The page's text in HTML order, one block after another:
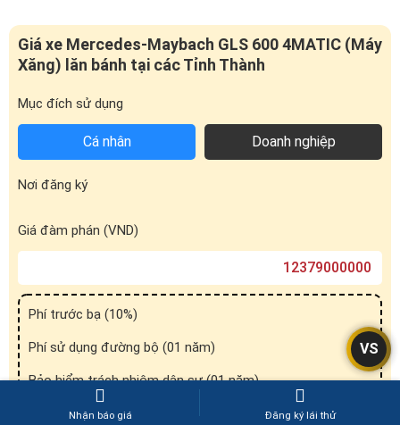
Xăng) lăn bánh tại các Tỉnh Thành
Mục đích sử dụng
Cá nhân
Nơi đăng ký
Giá đàm phán (VND)
Phí sử dụng đường bộ (01 năm)
Bảo hiểm trách nhiệm dân sự (01 năm)
Phí đăng ký biển số
Phí đăng kiểm
VS
Nhận báo giá Đăng ký lái thử